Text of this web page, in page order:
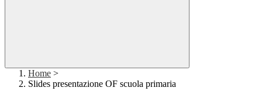
Home >
Slides presentazione OF scuola primaria